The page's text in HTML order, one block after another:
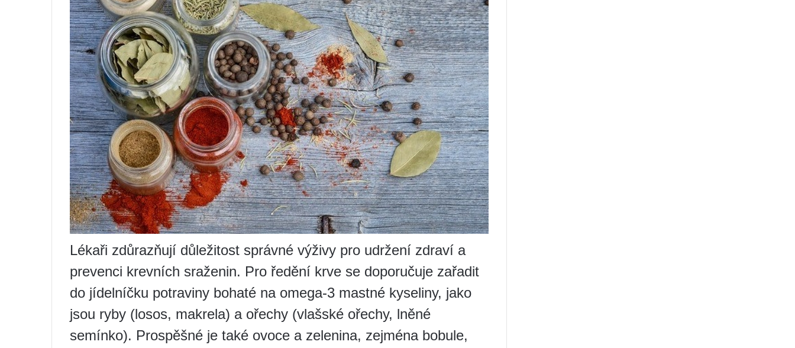
Lékaři zdůrazňují důležitost správné výživy pro udržení zdraví a
prevenci krevních sraženin. Pro ředění krve se doporučuje zařadit
do jídelníčku potraviny bohaté na omega-3 mastné kyseliny, jako
jsou ryby (losos, makrela) a ořechy (vlašské ořechy, lněné
semínko). Prospěšné je také ovoce a zelenina, zejména bobule,